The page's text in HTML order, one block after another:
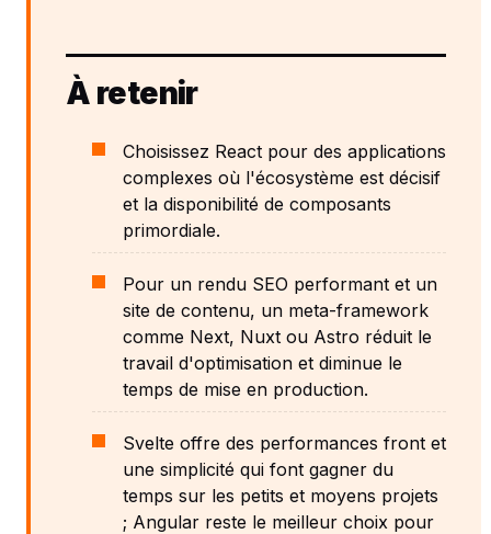
À retenir
Choisissez React pour des applications
complexes où l'écosystème est décisif
et la disponibilité de composants
primordiale.
Pour un rendu SEO performant et un
site de contenu, un meta-framework
comme Next, Nuxt ou Astro réduit le
travail d'optimisation et diminue le
temps de mise en production.
Svelte offre des performances front et
une simplicité qui font gagner du
temps sur les petits et moyens projets
; Angular reste le meilleur choix pour